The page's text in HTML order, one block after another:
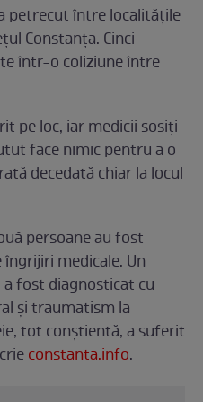
petrecut între localitățile
Constanța. Cinci
într-o coliziune între
pe loc, iar medicii sosiți
face nimic pentru a o
decedată chiar la locul
persoane au fost
medicale. Un
fost diagnosticat cu
și traumatism la
tot conștientă, a suferit
constanta.info.